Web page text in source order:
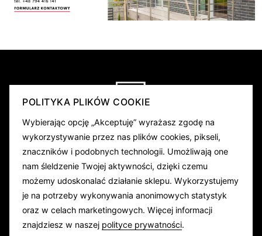
Oferta/O firmie /Realizacje /Dokumenty/Kontakt
adres: ul. Ceglana 11, 41-200 Sosnowiec
+48 726 031 343
+48 794 416 141
kontakt@s-aluminium.pl
POLITYKA PLIKÓW COOKIE
Wybierając opcję „Akceptuję” wyrażasz zgodę na
wykorzystywanie przez nas plików cookies, pikseli,
znaczników i podobnych technologii. Umożliwają one
nam śleldzenie Twojej aktywności, dzięki czemu
możemy udoskonalać działanie sklepu. Wykorzystujemy
je na potrzeby wykonywania anonimowych statystyk
oraz w celach marketingowych. Więcej informacji
znajdziesz w naszej polityce prywatności.